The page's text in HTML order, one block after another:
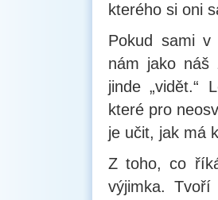
kterého si oni
Pokud sami v
nám jako náš
jinde „vidět.“
které pro
je učit, jak má
Z toho, co
výjimka.